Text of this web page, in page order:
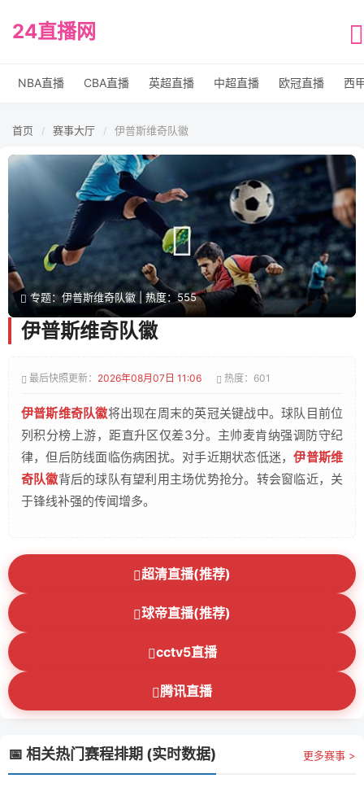
24直播网
NBA直播 CBA直播 英超直播 中超直播 欧冠直播 西
首页 / 赛事大厅 / 伊普斯维奇队徽
专题：伊普斯维奇队徽 | 热度：555
伊普斯维奇队徽
最后快照更新： 2026年08月07日 11:06 热度：601
伊普斯维奇队徽将出现在周末的英冠关键战中。球队目前位
列积分榜上游，距直升区仅差3分。主帅麦肯纳强调防守纪
律，但后防线面临伤病困扰。对手近期状态低迷，伊普斯维
奇队徽背后的球队有望利用主场优势抢分。转会窗临近，关
于锋线补强的传闻增多。
超清直播(推荐)
球帝直播(推荐)
cctv5直播
腾讯直播
📅 相关热门赛程排期 (实时数据) 更多赛事 >